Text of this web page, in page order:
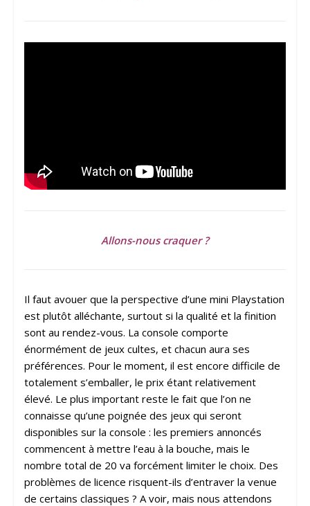
Allons-nous craquer ?
Il faut avouer que la perspective d’une mini Playstation
est plutôt alléchante, surtout si la qualité et la finition
sont au rendez-vous. La console comporte
énormément de jeux cultes, et chacun aura ses
préférences. Pour le moment, il est encore difficile de
totalement s’emballer, le prix étant relativement
élevé. Le plus important reste le fait que l’on ne
connaisse qu’une poignée des jeux qui seront
disponibles sur la console : les premiers annoncés
commencent à mettre l’eau à la bouche, mais le
nombre total de 20 va forcément limiter le choix. Des
problèmes de licence risquent-ils d’entraver la venue
de certains classiques ? A voir, mais nous attendons